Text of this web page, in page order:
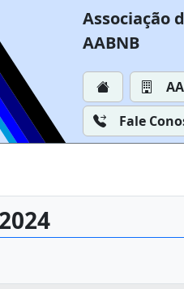
Associação
AABNB
Fale